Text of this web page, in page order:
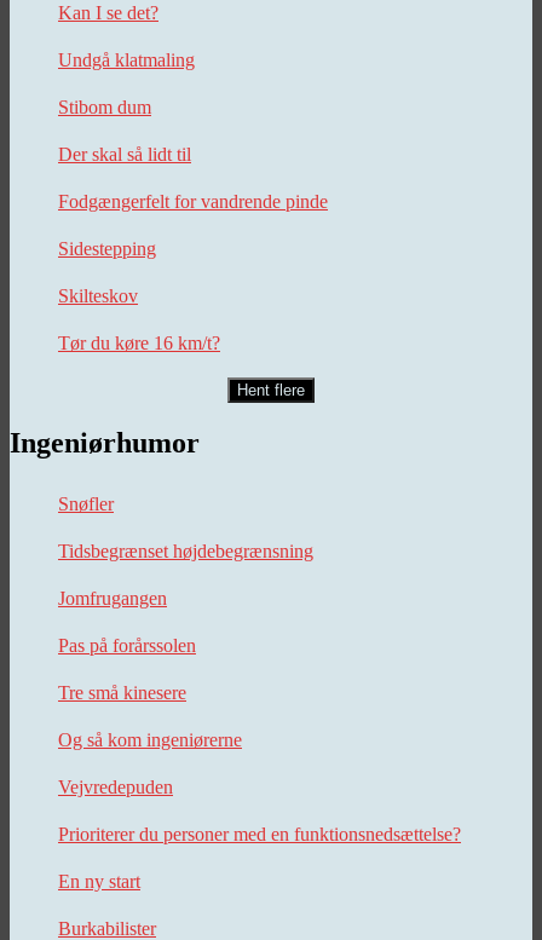
Kan I se det?
Undgå klatmaling
Stibom dum
Der skal så lidt til
Fodgængerfelt for vandrende pinde
Sidestepping
Skilteskov
Tør du køre 16 km/t?
Hent flere
Ingeniørhumor
Snøfler
Tidsbegrænset højdebegrænsning
Jomfrugangen
Pas på forårssolen
Tre små kinesere
Og så kom ingeniørerne
Vejvredepuden
Prioriterer du personer med en funktionsnedsættelse?
En ny start
Burkabilister